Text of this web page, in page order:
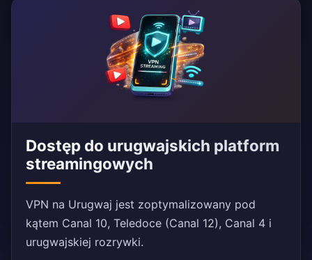
Dostęp do urugwajskich platform
streamingowych
VPN na Urugwaj jest zoptymalizowany pod
kątem Canal 10, Teledoce (Canal 12), Canal 4 i
urugwajskiej rozrywki.